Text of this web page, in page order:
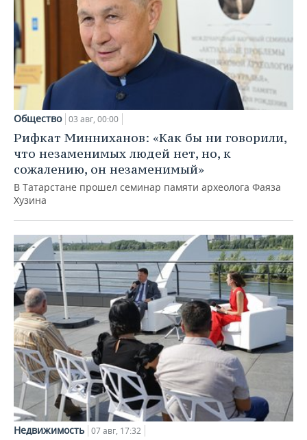
Общество 03 авг, 00:00
Рифкат Минниханов: «Как бы ни говорили,
что незаменимых людей нет, но, к
сожалению, он незаменимый»
В Татарстане прошел семинар памяти археолога Фаяза
Хузина
Недвижимость 07 авг, 17:32